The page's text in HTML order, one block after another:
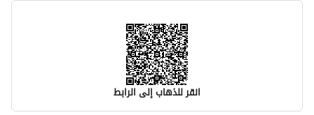
انقر للذهاب إلى الرابط